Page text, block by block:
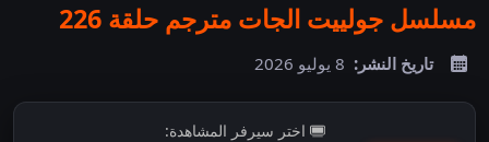
مسلسل جولييت الجات مترجم حلقة 226
تاريخ النشر: 8 يوليو 2026
اختر سيرفر المشاهدة: